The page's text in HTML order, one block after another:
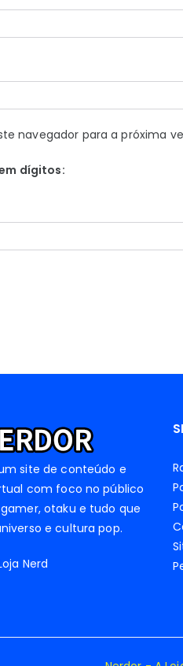
navegador para a próxima
dígitos:
site de conteúdo e
com foco no público
otaku e tudo que
e cultura pop.
Nerd